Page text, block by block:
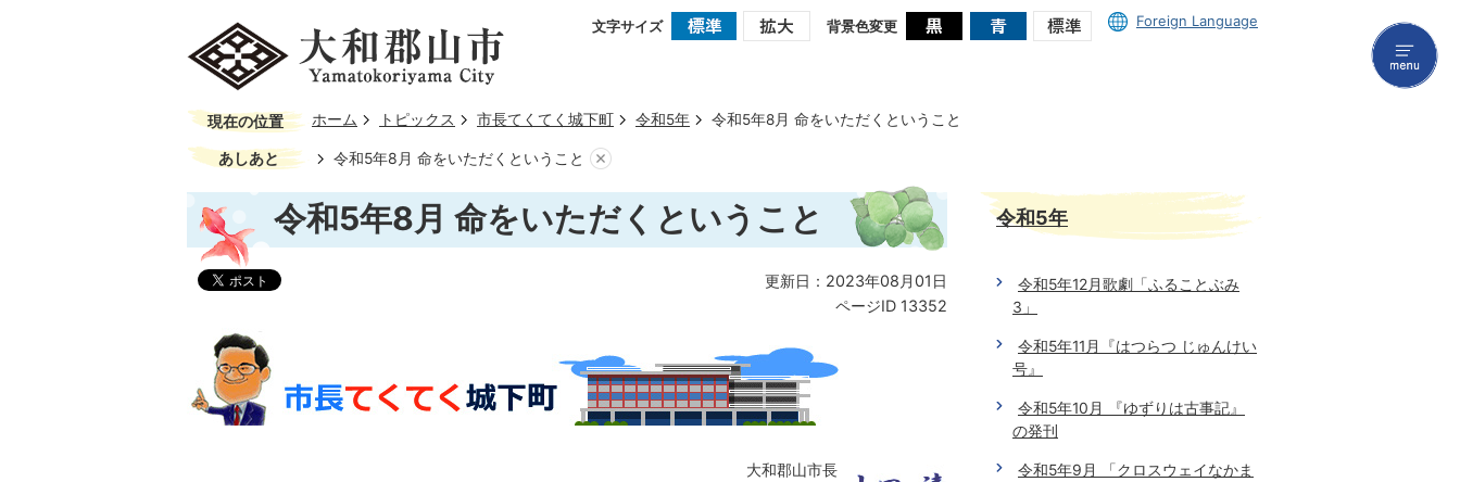
文字サイズ 背景色変更 Foreign Language
現在の位置 ホーム トピックス 市長てくてく城下町 令和5年 令和5年8月 命をいただくということ
あしあと 令和5年8月 命をいただくということ
令和5年8月 命をいただくということ
更新日：2023年08月01日
ページID 13352
大和郡山市長
令和5年
令和5年12月歌劇「ふることぶみ
3」
令和5年11月『はつらつ じゅんけい
号』
令和5年10月 『ゆずりは古事記』
の発刊
令和5年9月 「クロスウェイなかま